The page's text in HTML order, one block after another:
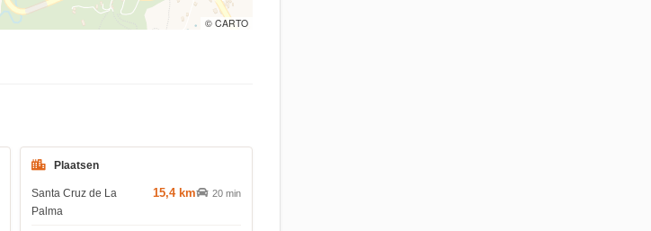
© CARTO
Plaatsen
Santa Cruz de La
Palma
15,4 km 20 min